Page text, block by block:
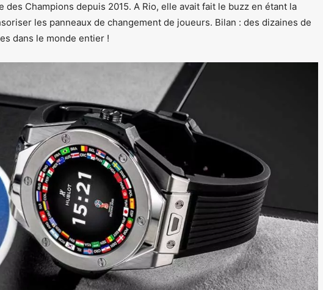
des Champions depuis 2015. A Rio, elle avait fait le buzz en étant la
les panneaux de changement de joueurs. Bilan : des dizaines de
dans le monde entier !